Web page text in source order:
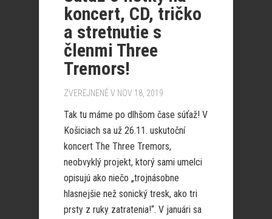
koncert, CD, tričko
a stretnutie s
členmi Three
Tremors!
ZVEREJNENÉ V NOV 18, 2019
Tak tu máme po dlhšom čase súťaž! V
Košiciach sa už 26.11. uskutoční
koncert The Three Tremors,
neobvyklý projekt, ktorý sami umelci
opisujú ako niečo „trojnásobne
hlasnejšie než sonický tresk, ako tri
prsty z ruky zatratenia!“. V januári sa